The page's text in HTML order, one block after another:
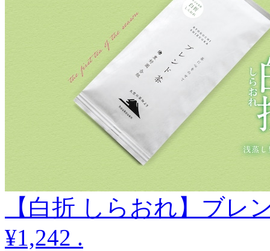
【白折 しらおれ】ブレ
¥1,242 .